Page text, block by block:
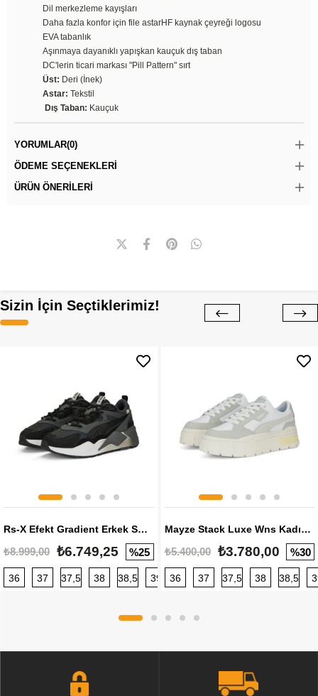
Dil merkezleme kayışları
Daha fazla konfor için file astarHF kaynak çeyreği logosu
EVA tabanlık
Aşınmaya dayanıklı yapışkan kauçuk dış taban
DC'lerin ticari markası "Pill Pattern" sırt
Üst: Deri (İnek)
Astar: Tekstil
Dış Taban: Kauçuk
YORUMLAR(0)
ÖDEME SEÇENEKLERI
ÜRÜN ÖNERILERI
Sizin İçin Seçtiklerimiz!
Rs-X Efekt Gradient Erkek Sneaker
₺8.999,00 ₺6.749,25 %25
36 37 37,5 38 38,5 39 40 40,5 41 42 42,5
Mayze Stack Luxe Wns Kadın Sneaker
₺5.400,00 ₺3.780,00 %30
36 37 37,5 38 38,5